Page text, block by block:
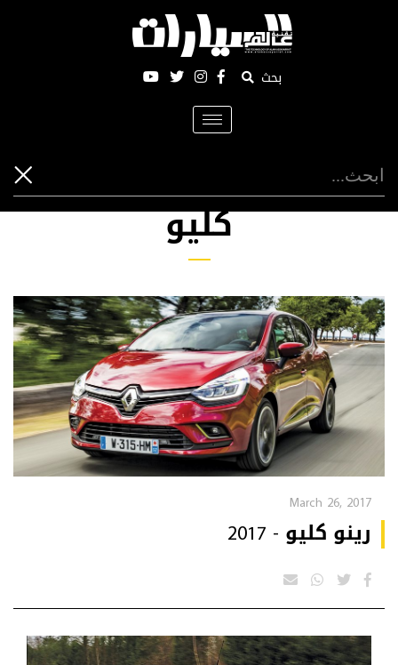
بحث
Toggle
navigation
كليو
March 26, 2017
رينو كليو - 2017